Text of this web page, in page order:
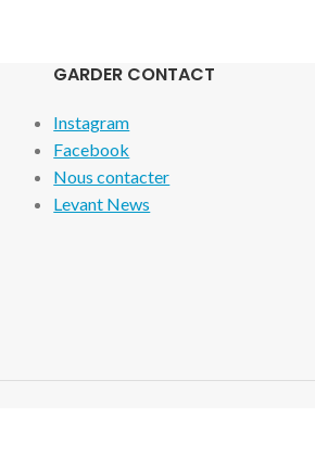
GARDER CONTACT
Instagram
Facebook
Nous contacter
Levant News